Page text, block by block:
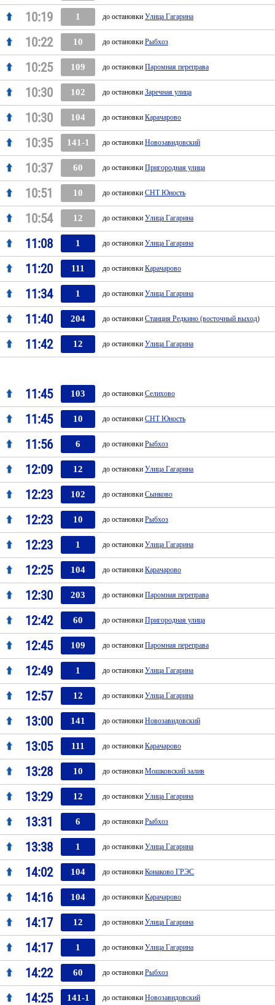
10:19 1 до остановки Улица Гагарина
10:22 10 до остановки Рыбхоз
10:25 109 до остановки Паромная переправа
10:30 102 до остановки Заречная улица
10:30 104 до остановки Карачарово
10:35 141-1 до остановки Новозавидовский
10:37 60 до остановки Пригородная улица
10:51 10 до остановки СНТ Юность
10:54 12 до остановки Улица Гагарина
11:08 1 до остановки Улица Гагарина
11:20 111 до остановки Карачарово
11:34 1 до остановки Улица Гагарина
11:40 204 до остановки Станция Редкино (восточный выход)
11:42 12 до остановки Улица Гагарина
11:45 103 до остановки Селихово
11:45 10 до остановки СНТ Юность
11:56 6 до остановки Рыбхоз
12:09 12 до остановки Улица Гагарина
12:23 102 до остановки Сынково
12:23 10 до остановки Рыбхоз
12:23 1 до остановки Улица Гагарина
12:25 104 до остановки Карачарово
12:30 203 до остановки Паромная переправа
12:42 60 до остановки Пригородная улица
12:45 109 до остановки Паромная переправа
12:49 1 до остановки Улица Гагарина
12:57 12 до остановки Улица Гагарина
13:00 141 до остановки Новозавидовский
13:05 111 до остановки Карачарово
13:28 10 до остановки Мошковский залив
13:29 12 до остановки Улица Гагарина
13:31 6 до остановки Рыбхоз
13:38 1 до остановки Улица Гагарина
14:02 104 до остановки Конаково ГРЭС
14:16 104 до остановки Карачарово
14:17 12 до остановки Улица Гагарина
14:17 1 до остановки Улица Гагарина
14:22 60 до остановки Рыбхоз
14:25 141-1 до остановки Новозавидовский